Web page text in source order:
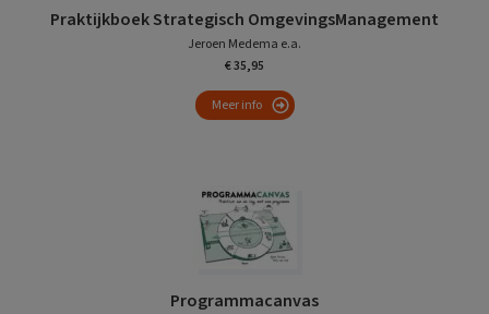
Praktijkboek Strategisch OmgevingsManagement
Jeroen Medema e.a.
€ 35,95
Meer info
Programmacanvas